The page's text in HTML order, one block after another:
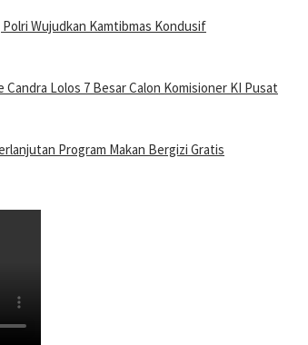
Wujudkan Kamtibmas Kondusif
Lolos 7 Besar Calon Komisioner KI Pusat
Program Makan Bergizi Gratis